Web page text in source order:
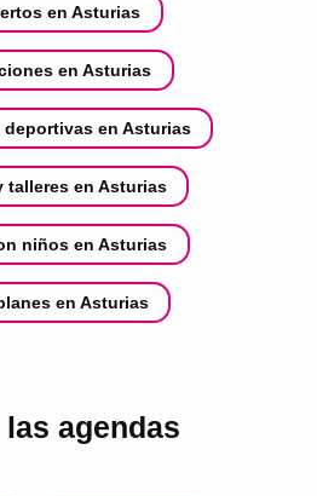
en Asturias
en Asturias
en Asturias
talleres en Asturias
niños en Asturias
en Asturias
las agendas